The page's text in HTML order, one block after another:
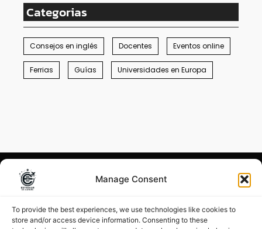
Manage Consent
To provide the best experiences, we use technologies like cookies to
store and/or access device information. Consenting to these
Categorias
Consejos en inglés Docentes Eventos online
Ferrias Guías Universidades en Europa